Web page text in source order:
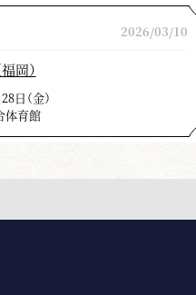
2026/03/10
岡）
日（金）
体育館